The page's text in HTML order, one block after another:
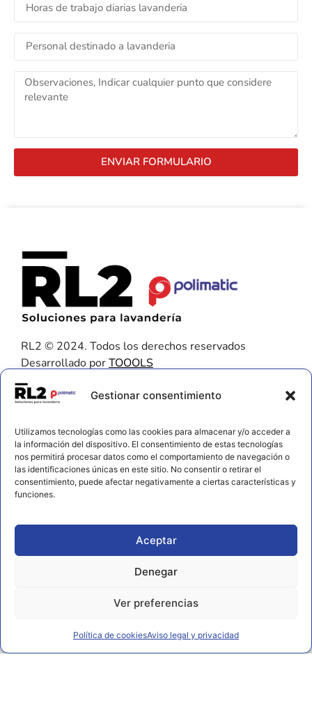
Gestionar consentimiento
Utilizamos tecnologías como las cookies para almacenar y/o acceder a
la información del dispositivo. El consentimiento de estas tecnologías
nos permitirá procesar datos como el comportamiento de navegación o
las identificaciones únicas en este sitio. No consentir o retirar el
consentimiento, puede afectar negativamente a ciertas características y
funciones.
Aceptar
Denegar
Ver preferencias
Política de cookiesAviso legal y privacidad
ENVIAR FORMULARIO
RL2 © 2024. Todos los derechos reservados
Desarrollado porTOOOLS
Contacto
672 202 722
info@rl2.eu
Información
Aviso legal y privacidad
Declaración de accesibilidad